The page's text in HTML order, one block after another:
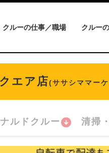
クルーの仕事／職場 クルー
エア店(ササシママー
ルドクルー 清掃